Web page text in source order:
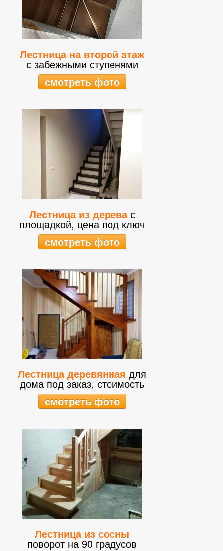
Лестница на второй этаж
с забежными ступенями
смотреть фото
Лестница из деревас
площадкой, цена под ключ
смотреть фото
Лестница деревянная для
дома под заказ, стоимость
смотреть фото
Лестница из сосны
поворот на 90 градусов